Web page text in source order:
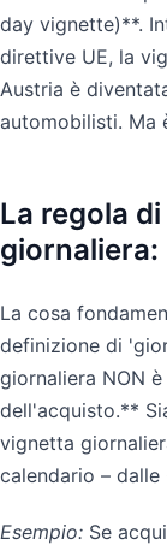
day vignette)**.
direttive UE, la
Austria è
automobilisti. Ma
La regola
giornaliera:
La cosa
definizione di
giornaliera NON
dell'acquisto.**
vignetta
calendario –
Esempio: Se